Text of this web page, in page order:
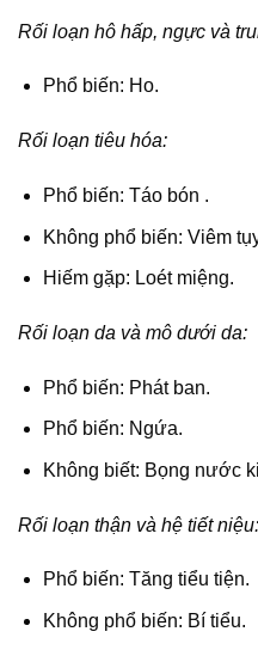
Rối loạn hô hấp, ngực và
Phổ biến: Ho.
Rối loạn tiêu hóa:
Phổ biến: Táo bón .
Không phổ biến: Viêm
Hiếm gặp: Loét miệng.
Rối loạn da và mô dưới da:
Phổ biến: Phát ban.
Phổ biến: Ngứa.
Không biết: Bọng nước
Rối loạn thận và hệ tiết niệu:
Phổ biến: Tăng tiểu tiện.
Không phổ biến: Bí tiểu.